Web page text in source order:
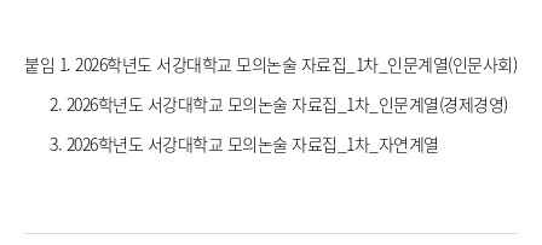
붙임 1. 2026학년도 서강대학교 모의논술 자료집_1차_인문계열(인문사회)
2. 2026학년도 서강대학교 모의논술 자료집_1차_인문계열(경제경영)
3. 2026학년도 서강대학교 모의논술 자료집_1차_자연계열